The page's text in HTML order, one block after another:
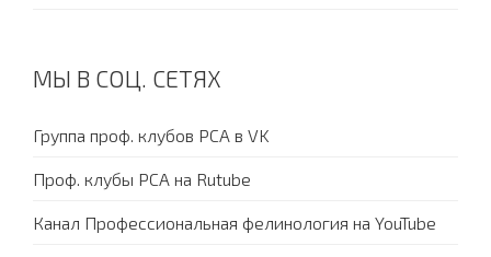
МЫ В СОЦ. СЕТЯХ
Группа проф. клубов PCA в VK
Проф. клубы PCA на Rutube
Канал Профессиональная фелинология на YouTube